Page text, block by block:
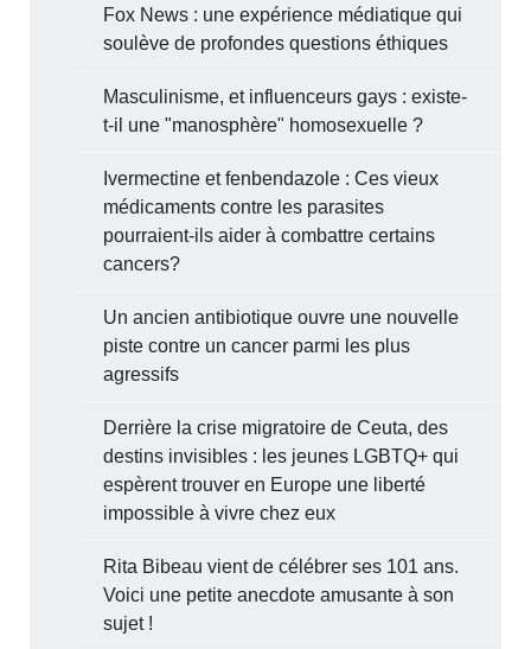
Fox News : une expérience médiatique qui
soulève de profondes questions éthiques
Masculinisme, et influenceurs gays : existe-
t-il une "manosphère" homosexuelle ?
Ivermectine et fenbendazole : Ces vieux
médicaments contre les parasites
pourraient-ils aider à combattre certains
cancers?
Un ancien antibiotique ouvre une nouvelle
piste contre un cancer parmi les plus
agressifs
Derrière la crise migratoire de Ceuta, des
destins invisibles : les jeunes LGBTQ+ qui
espèrent trouver en Europe une liberté
impossible à vivre chez eux
Rita Bibeau vient de célébrer ses 101 ans.
Voici une petite anecdote amusante à son
sujet !